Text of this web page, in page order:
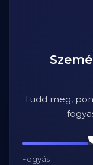
Tudd meg,
Fogyás